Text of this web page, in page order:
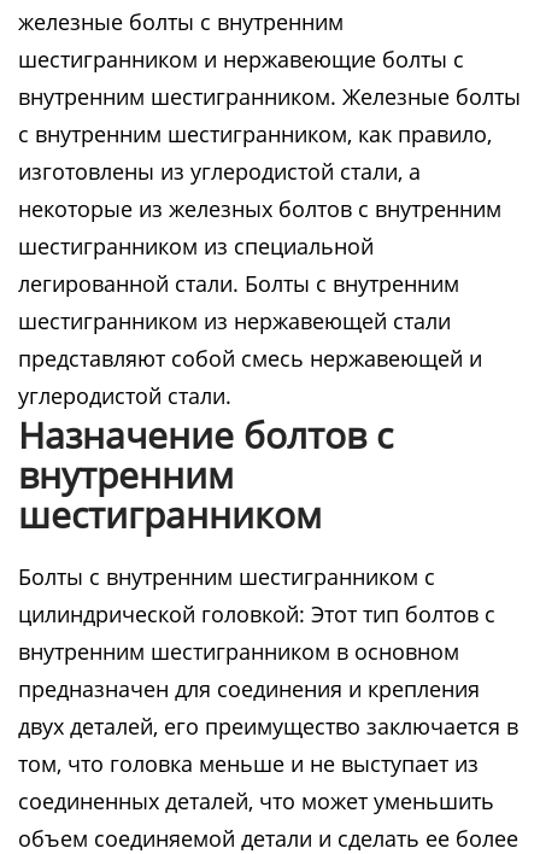
железные болты с внутренним
шестигранником и нержавеющие болты с
внутренним шестигранником. Железные болты
с внутренним шестигранником, как правило,
изготовлены из углеродистой стали, а
некоторые из железных болтов с внутренним
шестигранником из специальной
легированной стали. Болты с внутренним
шестигранником из нержавеющей стали
представляют собой смесь нержавеющей и
углеродистой стали.
Назначение болтов с
внутренним
шестигранником
Болты с внутренним шестигранником с
цилиндрической головкой: Этот тип болтов с
внутренним шестигранником в основном
предназначен для соединения и крепления
двух деталей, его преимущество заключается в
том, что головка меньше и не выступает из
соединенных деталей, что может уменьшить
объем соединяемой детали и сделать ее более